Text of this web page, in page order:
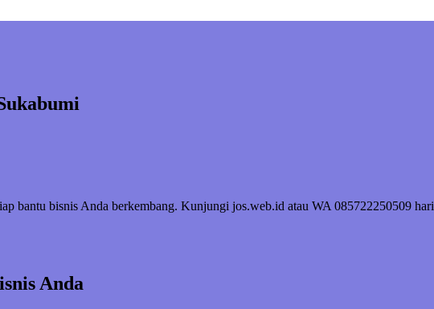
bantu bisnis Anda berkembang. Kunjungi jos.web.id atau WA 085722250509 hari
Anda